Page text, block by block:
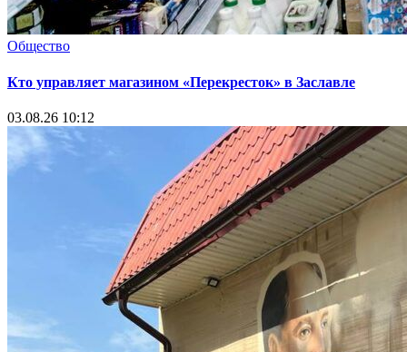
Общество
Кто управляет магазином «Перекресток» в Заславле
03.08.26 10:12